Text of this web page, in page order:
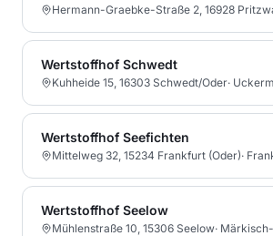
Hermann-Graebke-Straße 2, 16928
Wertstoffhof Schwedt
Kuhheide 15, 16303 Schwedt/Oder·
Wertstoffhof Seefichten
Mittelweg 32, 15234 Frankfurt (Oder)·
Wertstoffhof Seelow
Mühlenstraße 10, 15306 Seelow·